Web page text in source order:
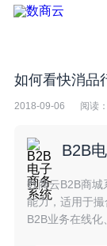
如何看快消品
2018-09-06 阅读：
B2B
数商云B2B商城
能力，适用于
B2B业务在线化